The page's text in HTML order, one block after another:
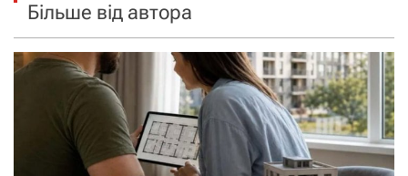
Більше від автора